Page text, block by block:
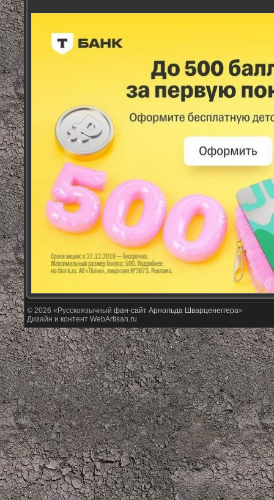
© 2026 «Русскоязычный фан-сайт Арнольда Шварценеггера»
Дизайн и контент WebArtisan.ru